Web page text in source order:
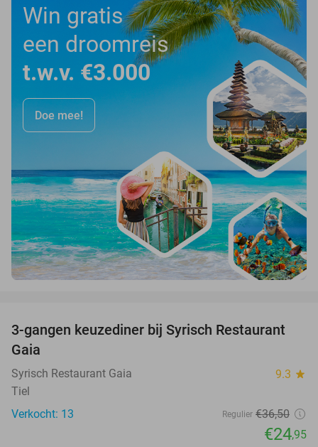
Win gratis
een droomreis
t.w.v. €3.000
Doe mee!
32%
3-gangen keuzediner bij Syrisch Restaurant
Gaia
Syrisch Restaurant Gaia 9.3 star
Tiel
Verkocht: 13
Regulier €36,50
€24,95